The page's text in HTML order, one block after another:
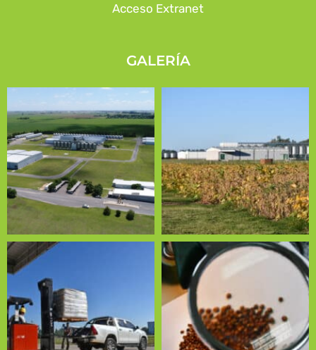
Acceso Extranet
GALERÍA